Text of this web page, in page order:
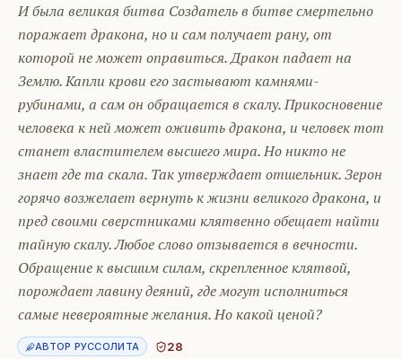
И была великая битва Создатель в битве смертельно
поражает дракона, но и сам получает рану, от
которой не может оправиться. Дракон падает на
Землю. Капли крови его застывают камнями-
рубинами, а сам он обращается в скалу. Прикосновение
человека к ней может оживить дракона, и человек тот
станет властителем высшего мира. Но никто не
знает где та скала. Так утверждает отшельник. Зерон
горячо возжелает вернуть к жизни великого дракона, и
пред своими сверстниками клятвенно обещает найти
тайную скалу. Любое слово отзывается в вечности.
Обращение к высшим силам, скрепленное клятвой,
порождает лавину деяний, где могут исполниться
самые невероятные желания. Но какой ценой?
АВТОР РУССОЛИТА 28